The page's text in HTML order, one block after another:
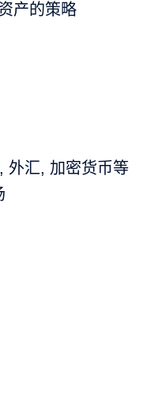
产的策略
外汇, 加密货币等